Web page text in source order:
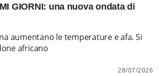
GIORNI: una nuova ondata di
aumentano le temperature e afa. Si
africano
28/07/2026